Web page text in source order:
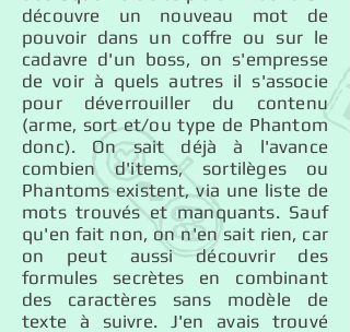
découvre un nouveau mot de
pouvoir dans un coffre ou sur le
cadavre d'un boss, on s'empresse
de voir à quels autres il s'associe
pour déverrouiller du contenu
(arme, sort et/ou type de Phantom
donc). On sait déjà à l'avance
combien d'items, sortilèges ou
Phantoms existent, via une liste de
mots trouvés et manquants. Sauf
qu'en fait non, on n'en sait rien, car
on peut aussi découvrir des
formules secrètes en combinant
des caractères sans modèle de
texte à suivre. J'en avais trouvé